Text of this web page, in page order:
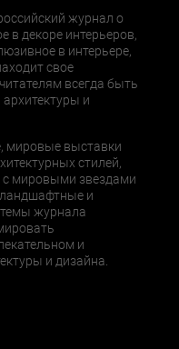
журнал о
в декоре интерьеров,
в интерьере,
свое
всегда быть
и
мировые выставки
стилей,
с мировыми звездами
ландшафтные и
журнала
и
и дизайна.